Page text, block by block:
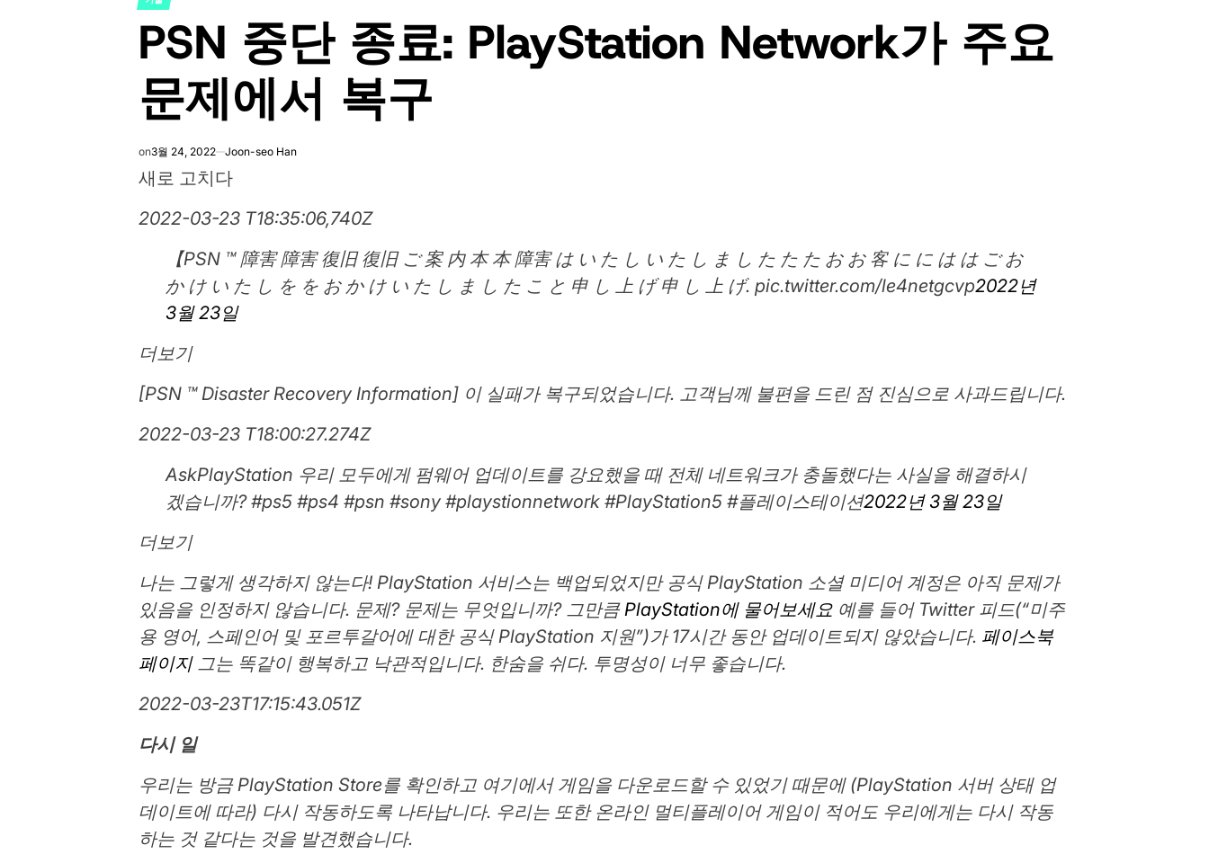
POSTED
PSN 중단 종료: PlayStation Network가 주요
문제에서 복구
on3월 24, 2022 Joon-seo Han
새로 고치다
2022-03-23 ​​​T18:35:06,740Z
【PSN ™ 障害 障害 復旧 復旧 ご 案 内 本 本 障害 は い た し い た し ま し た た た お お 客 に に は は ご お
か け い た し を を お か け い た し ま し た こ と 申 し 上 げ 申 し 上 げ. pic.twitter.com/le4netgcvp2022년
3월 23일
더보기
[PSN ™ Disaster Recovery Information] 이 실패가 복구되었습니다. 고객님께 불편을 드린 점 진심으로 사과드립니다.
2022-03-23 ​​​T18:00:27.274Z
AskPlayStation 우리 모두에게 펌웨어 업데이트를 강요했을 때 전체 네트워크가 충돌했다는 사실을 해결하시
겠습니까? #ps5 #ps4 #psn #sony #playstionnetwork #PlayStation5 #플레이스테이션2022년 3월 23일
더보기
나는 그렇게 생각하지 않는다! PlayStation 서비스는 백업되었지만 공식 PlayStation 소셜 미디어 계정은 아직 문제가
있음을 인정하지 않습니다. 문제? 문제는 무엇입니까? 그만큼 PlayStation에 물어보세요 예를 들어 Twitter 피드(“미주
용 영어, 스페인어 및 포르투갈어에 대한 공식 PlayStation 지원”)가 17시간 동안 업데이트되지 않았습니다. 페이스북
페이지그는 똑같이 행복하고 낙관적입니다. 한숨을 쉬다. 투명성이 너무 좋습니다.
2022-03-23T17:15:43.051Z
다시 일
우리는 방금 PlayStation Store를 확인하고 여기에서 게임을 다운로드할 수 있었기 때문에 (PlayStation 서버 상태 업
데이트에 따라) 다시 작동하도록 나타납니다. 우리는 또한 온라인 멀티플레이어 게임이 적어도 우리에게는 다시 작동
하는 것 같다는 것을 발견했습니다.